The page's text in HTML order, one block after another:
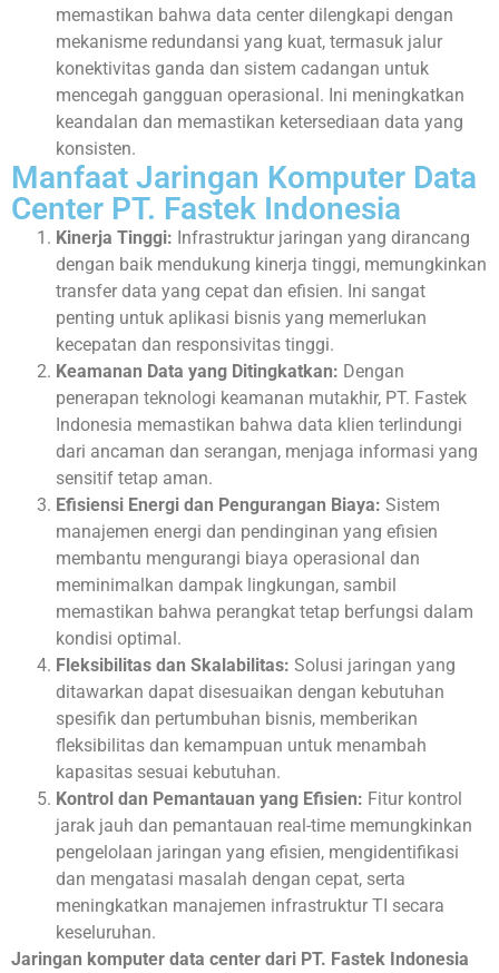
memastikan bahwa data center dilengkapi dengan
mekanisme redundansi yang kuat, termasuk jalur
konektivitas ganda dan sistem cadangan untuk
mencegah gangguan operasional. Ini meningkatkan
keandalan dan memastikan ketersediaan data yang
konsisten.
Manfaat Jaringan Komputer Data
Center PT. Fastek Indonesia
Kinerja Tinggi: Infrastruktur jaringan yang dirancang
dengan baik mendukung kinerja tinggi, memungkinkan
transfer data yang cepat dan efisien. Ini sangat
penting untuk aplikasi bisnis yang memerlukan
kecepatan dan responsivitas tinggi.
Keamanan Data yang Ditingkatkan: Dengan
penerapan teknologi keamanan mutakhir, PT. Fastek
Indonesia memastikan bahwa data klien terlindungi
dari ancaman dan serangan, menjaga informasi yang
sensitif tetap aman.
Efisiensi Energi dan Pengurangan Biaya: Sistem
manajemen energi dan pendinginan yang efisien
membantu mengurangi biaya operasional dan
meminimalkan dampak lingkungan, sambil
memastikan bahwa perangkat tetap berfungsi dalam
kondisi optimal.
Fleksibilitas dan Skalabilitas: Solusi jaringan yang
ditawarkan dapat disesuaikan dengan kebutuhan
spesifik dan pertumbuhan bisnis, memberikan
fleksibilitas dan kemampuan untuk menambah
kapasitas sesuai kebutuhan.
Kontrol dan Pemantauan yang Efisien: Fitur kontrol
jarak jauh dan pemantauan real-time memungkinkan
pengelolaan jaringan yang efisien, mengidentifikasi
dan mengatasi masalah dengan cepat, serta
meningkatkan manajemen infrastruktur TI secara
keseluruhan.
Jaringan komputer data center dari PT. Fastek Indonesia